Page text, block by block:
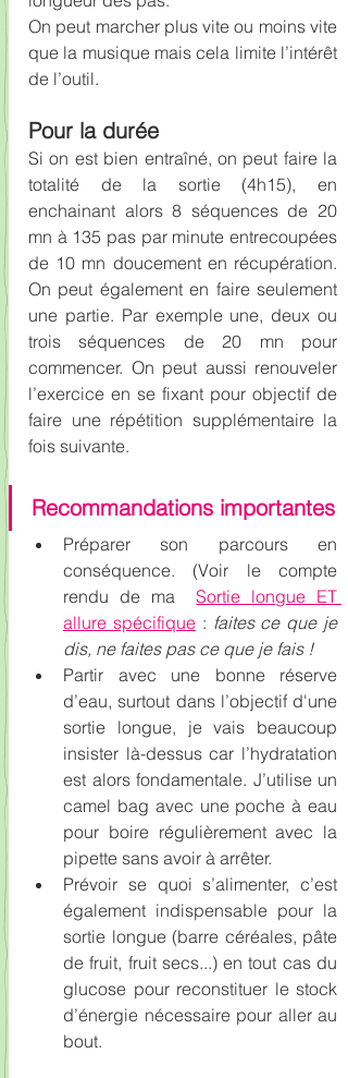
On peut marcher plus vite ou moins vite
que la musique mais cela limite l’intérêt
de l’outil.
Pour la durée
Si on est bien entraîné, on peut faire la
totalité de la sortie (4h15), en
enchainant alors 8 séquences de 20
mn à 135 pas par minute entrecoupées
de 10 mn doucement en récupération.
On peut également en faire seulement
une partie. Par exemple une, deux ou
trois séquences de 20 mn pour
commencer. On peut aussi renouveler
l’exercice en se fixant pour objectif de
faire une répétition supplémentaire la
fois suivante.
Recommandations importantes
Préparer son parcours en
conséquence. (Voir le compte
rendu de ma Sortie longue ET
allure spécifique : faites ce que je
dis, ne faites pas ce que je fais !
Partir avec une bonne réserve
d’eau, surtout dans l’objectif d'une
sortie longue, je vais beaucoup
insister là-dessus car l’hydratation
est alors fondamentale. J’utilise un
camel bag avec une poche à eau
pour boire régulièrement avec la
pipette sans avoir à arrêter.
Prévoir se quoi s’alimenter, c’est
également indispensable pour la
sortie longue (barre céréales, pâte
de fruit, fruit secs...) en tout cas du
glucose pour reconstituer le stock
d’énergie nécessaire pour aller au
bout.